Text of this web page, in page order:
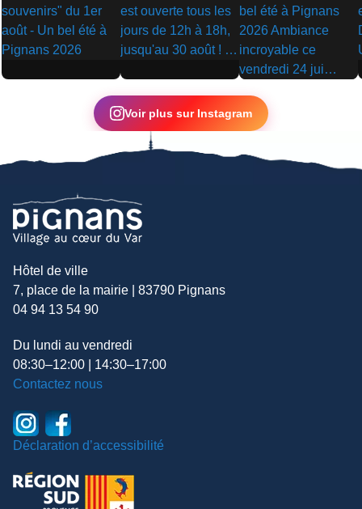
▶ ▶
▶
Voir plus sur Instagram
Hôtel de ville
7, place de la mairie | 83790 Pignans
04 94 13 54 90
Du lundi au vendredi
08:30–12:00 | 14:30–17:00
Contactez nous
Déclaration d’accessibilité